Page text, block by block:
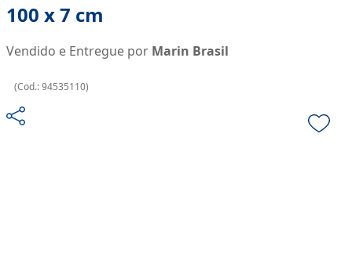
100 x 7 cm
Vendido e Entregue por Marin Brasil
(Cod.:94535110)